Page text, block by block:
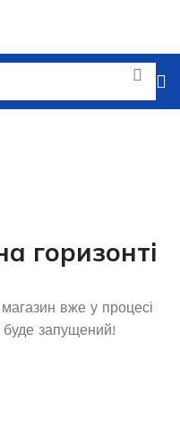
горизонті
вже у процесі
запущений!